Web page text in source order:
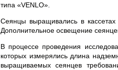
типа «VENLO».
Сеянцы выращивались в
Дополнительное освещение
В процессе проведения
которых измерялись длина
выращиваемых сеянцев